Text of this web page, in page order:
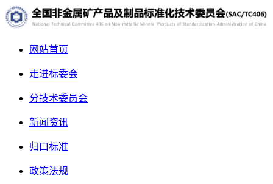
网站首页
走进标委会
分技术委员会
新闻资讯
归口标准
政策法规